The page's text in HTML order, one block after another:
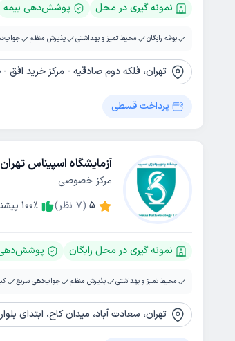
نمونه گیری در محل پوشش‌دهی بیمه
بوفه رایگان محیط تمیز و بهداشتی پذیرش منظم
تهران، فلکه دوم صادقیه - مرکز خرید افق -
پرداخت قسطی
آزمایشگاه اسپیناس تهران
مرکز خصوصی
5
(
7 نظر) 100٪
نمونه گیری در محل رایگان پوشش‌دهی
محیط تمیز و بهداشتی پذیرش منظم جواب‌دهی سریع
تهران، سعادت آباد، میدان کاج، ابتدای